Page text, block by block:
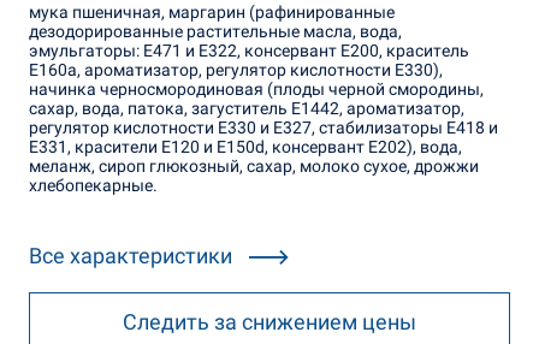
мука пшеничная, маргарин (рафинированные
дезодорированные растительные масла, вода,
эмульгаторы: Е471 и Е322, консервант Е200, краситель
Е160а, ароматизатор, регулятор кислотности Е330),
начинка черносмородиновая (плоды черной смородины,
сахар, вода, патока, загуститель Е1442, ароматизатор,
регулятор кислотности Е330 и Е327, стабилизаторы Е418 и
Е331, красители Е120 и Е150d, консервант Е202), вода,
меланж, сироп глюкозный, сахар, молоко сухое, дрожжи
хлебопекарные.
Все характеристики
Следить за снижением цены